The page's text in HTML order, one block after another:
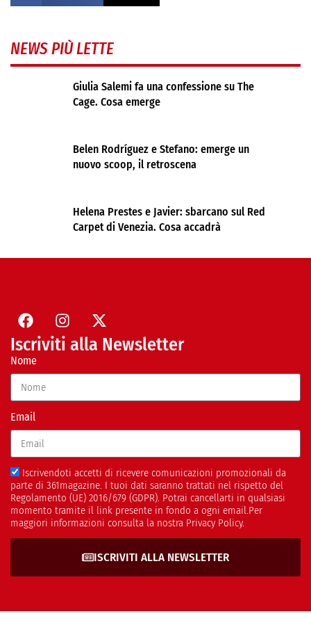
NEWS PIÙ LETTE
Giulia Salemi fa una confessione su The
Cage. Cosa emerge
Belen Rodríguez e Stefano: emerge un
nuovo scoop, il retroscena
Helena Prestes e Javier: sbarcano sul Red
Carpet di Venezia. Cosa accadrà
Iscriviti alla Newsletter
Nome
Email
Iscrivendoti accetti di ricevere comunicazioni promozionali da
parte di 361magazine. I tuoi dati saranno trattati nel rispetto del
Regolamento (UE) 2016/679 (GDPR). Potrai cancellarti in qualsiasi
momento tramite il link presente in fondo a ogni email.Per
maggiori informazioni consulta la nostra Privacy Policy.
ISCRIVITI ALLA NEWSLETTER